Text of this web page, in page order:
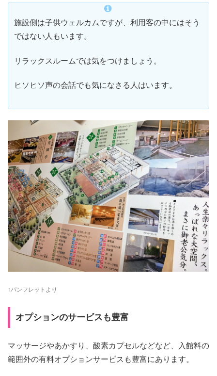
施設側は子供ウェルカムですが、利用客の中にはそう
ではない人もいます。
リラックスルームでは気をつけましょう。
ヒソヒソ声の会話でも気になさる人はいます。
↑パンフレットより
オプションのサービスも豊富
マッサージやあかすり、酸素カプセルなどなど、入館料の
範囲外の有料オプションサービスも豊富にあります。